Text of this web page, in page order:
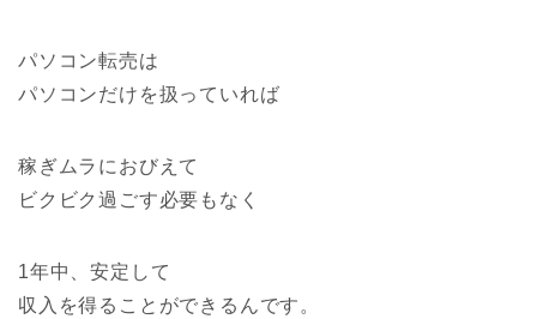
パソコン転売は
パソコンだけを扱っていれば
稼ぎムラにおびえて
ビクビク過ごす必要もなく
1年中、安定して
収入を得ることができるんです。